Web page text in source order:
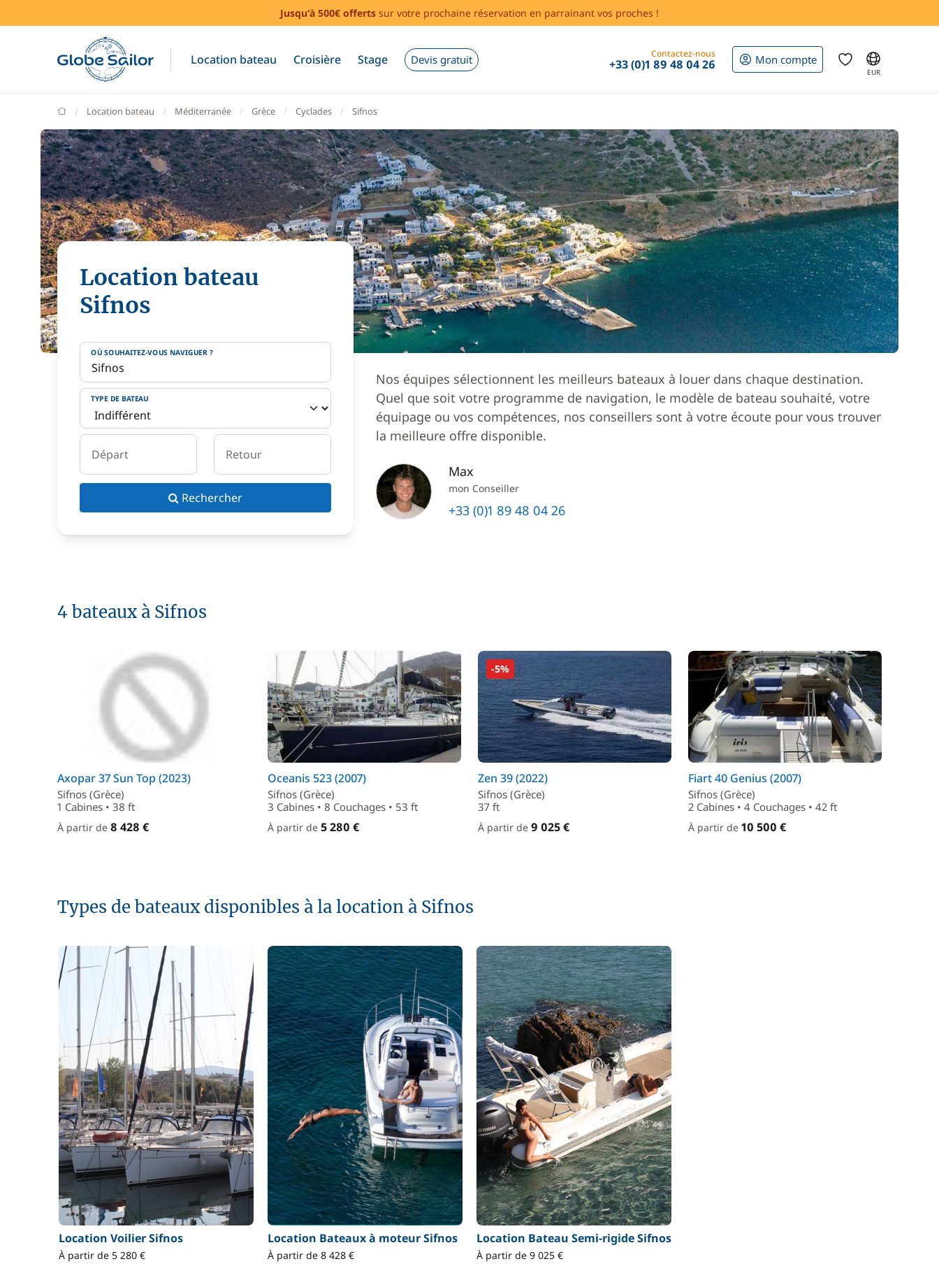
Jusqu'à 500€ offerts sur votre prochaine réservation en parrainant vos proches !
Location bateau Croisière Stage Devis gratuit Contactez-nous
+33 (0)1 89 48 04 26 Mon compte
EUR
GlobeSailor
Location bateau Méditerranée Grèce Cyclades Sifnos
Location bateau
Sifnos
OÙ SOUHAITEZ-VOUS NAVIGUER ?
TYPE DE BATEAU
Départ Retour
Rechercher
Nos équipes sélectionnent les meilleurs bateaux à louer dans chaque destination.
Quel que soit votre programme de navigation, le modèle de bateau souhaité, votre
équipage ou vos compétences, nos conseillers sont à votre écoute pour vous trouver
la meilleure offre disponible.
Max
mon Conseiller
+33 (0)1 89 48 04 26
4 bateaux à Sifnos
Axopar 37 Sun Top (2023)
Sifnos (Grèce)
1 Cabines • 38 ft
À partir de 8 428 €
Oceanis 523 (2007)
Sifnos (Grèce)
3 Cabines • 8 Couchages • 53 ft
À partir de 5 280 €
-5%
Zen 39 (2022)
Sifnos (Grèce)
37 ft
À partir de 9 025 €
Fiart 40 Genius (2007)
Sifnos (Grèce)
2 Cabines • 4 Couchages • 42 ft
À partir de 10 500 €
Types de bateaux disponibles à la location à Sifnos
Location Voilier Sifnos
À partir de 5 280 €
Location Bateaux à moteur Sifnos
À partir de 8 428 €
Location Bateau Semi-rigide Sifnos
À partir de 9 025 €